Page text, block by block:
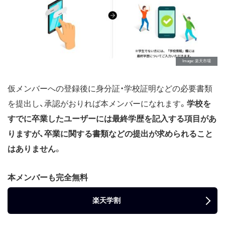
Image 楽天市場
仮メンバーへの登録後に身分証・学校証明などの必要書類
を提出し、承認がおりれば本メンバーになれます。 学校を
すでに卒業したユーザーには最終学歴を記入する項目があ
りますが、卒業に関する書類などの提出が求められること
はありません。
本メンバーも完全無料
楽天学割